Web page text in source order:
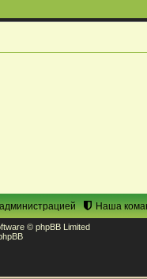
Наша
© phpBB Limited